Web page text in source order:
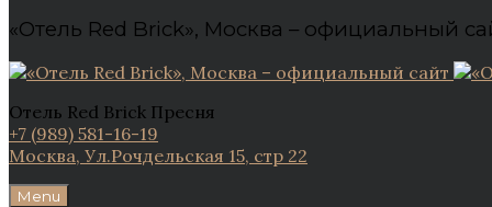
«Отель Red Brick», Москва – официальный
Отель Red Brick Пресня
+7 (989) 581-16-19
Москва, Ул.Рочдельская 15, стр 22
Menu